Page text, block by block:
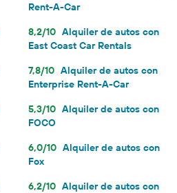
Rent-A-Car
8,2/10 Alquiler de autos con
East Coast Car Rentals
7,8/10 Alquiler de autos con
Enterprise Rent-A-Car
5,3/10 Alquiler de autos con
FOCO
6,0/10 Alquiler de autos con
Fox
6,2/10 Alquiler de autos con